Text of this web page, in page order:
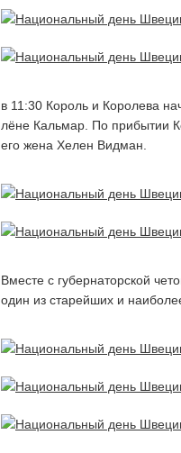
в 11:30 Король и Королева
лёне Кальмар. По прибытии
его жена Хелен Видман.
Вместе с губернаторской
один из старейших и